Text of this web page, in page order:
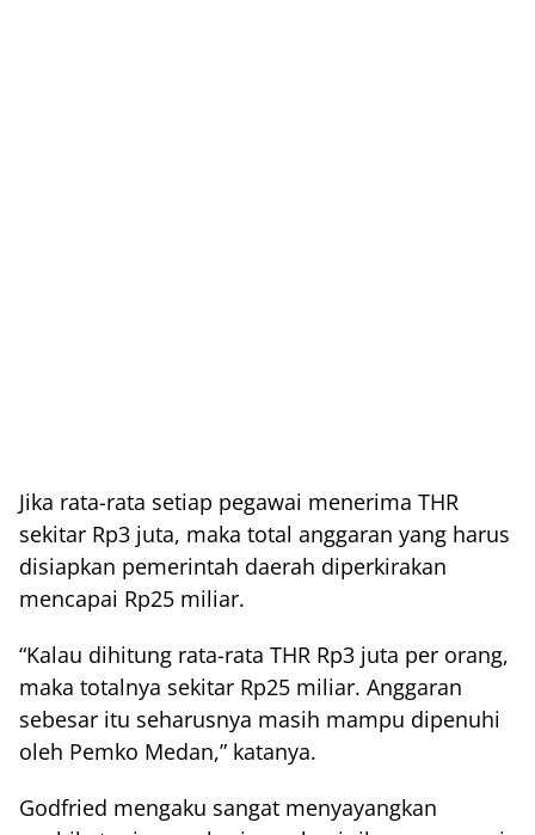
Jika rata-rata setiap pegawai menerima THR
sekitar Rp3 juta, maka total anggaran yang harus
disiapkan pemerintah daerah diperkirakan
mencapai Rp25 miliar.
“Kalau dihitung rata-rata THR Rp3 juta per orang,
maka totalnya sekitar Rp25 miliar. Anggaran
sebesar itu seharusnya masih mampu dipenuhi
oleh Pemko Medan,” katanya.
Godfried mengaku sangat menyayangkan